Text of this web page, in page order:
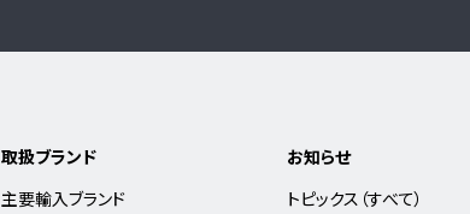
取扱ブランド
主要輸入ブランド
お知らせ
トピックス（すべて）